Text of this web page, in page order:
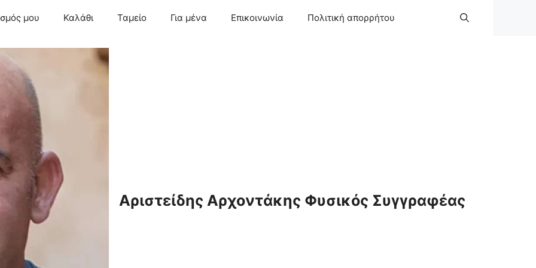
μου Καλάθι Ταμείο Για μένα Επικοινωνία Πολιτική απορρήτου
Αριστείδης Αρχοντάκης Φυσικός Συγγραφέας